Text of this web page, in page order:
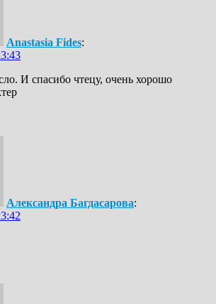
Anastasia Fides:
И спасибо чтецу, очень хорошо
Александра Багдасарова: